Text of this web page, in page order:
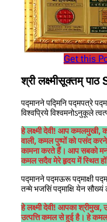
Get this
श्री लक्ष्मीसूक्तम्‌
पद्मानने पद्मिनि पद्मपत्रे
विश्वप्रिये विश्वमनोऽनुकूले
हे लक्ष्मी देवी! आप कमलमुखी,
वाली, कमल पुष्पों को पसंद
कामना करते हैं। आप सबको
कमल सदैव मेरे हृदय में स्थित
पद्मानने पद्मऊरू पद्माक्षी
तन्मे भजसिं पद्माक्षि येन सौख्यं
हे लक्ष्मी देवी! आपका
उत्पत्ति कमल से हुई है। हे